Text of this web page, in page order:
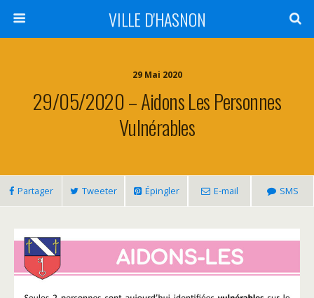
VILLE D'HASNON
29 Mai 2020
29/05/2020 – Aidons Les Personnes
Vulnérables
Partager Tweeter Épingler E-mail SMS